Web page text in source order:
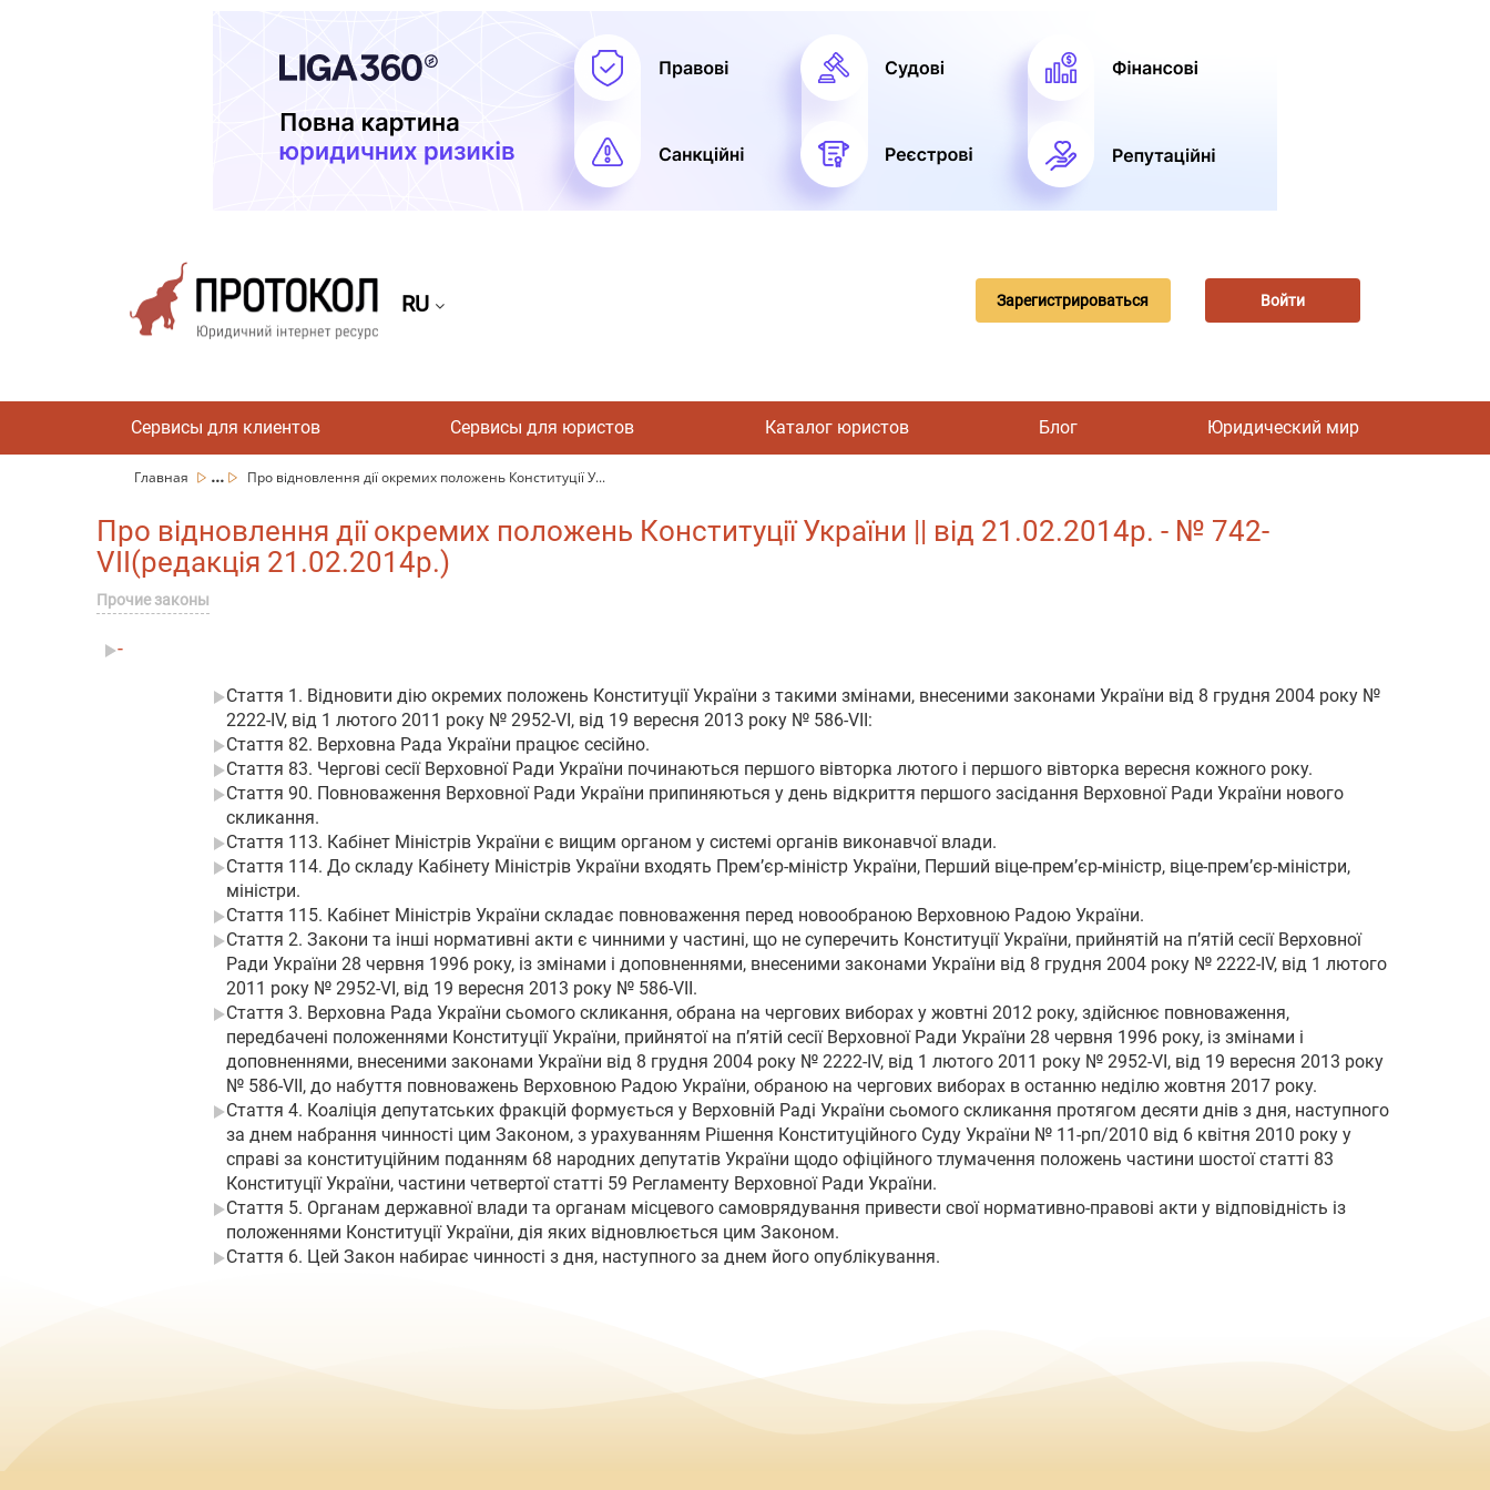
RU Зарегистрироваться Войти
Сервисы для клиентов Сервисы для юристов Каталог юристов Блог Юридический мир
Главная ... Про відновлення дії окремих положень Конституції У...
Про відновлення дії окремих положень Конституції України || від 21.02.2014р. - № 742-
VII(редакція 21.02.2014р.)
Прочие законы
-
Стаття 1. Відновити дію окремих положень Конституції України з такими змінами, внесеними законами України від 8 грудня 2004 року №
2222-IV, від 1 лютого 2011 року № 2952-VI, від 19 вересня 2013 року № 586-VII:
Стаття 82. Верховна Рада України працює сесійно.
Стаття 83. Чергові сесії Верховної Ради України починаються першого вівторка лютого і першого вівторка вересня кожного року.
Стаття 90. Повноваження Верховної Ради України припиняються у день відкриття першого засідання Верховної Ради України нового
скликання.
Стаття 113. Кабінет Міністрів України є вищим органом у системі органів виконавчої влади.
Стаття 114. До складу Кабінету Міністрів України входять Прем’єр-міністр України, Перший віце-прем’єр-міністр, віце-прем’єр-міністри,
міністри.
Стаття 115. Кабінет Міністрів України складає повноваження перед новообраною Верховною Радою України.
Стаття 2. Закони та інші нормативні акти є чинними у частині, що не суперечить Конституції України, прийнятій на п’ятій сесії Верховної
Ради України 28 червня 1996 року, із змінами і доповненнями, внесеними законами України від 8 грудня 2004 року № 2222-IV, від 1 лютого
2011 року № 2952-VI, від 19 вересня 2013 року № 586-VII.
Стаття 3. Верховна Рада України сьомого скликання, обрана на чергових виборах у жовтні 2012 року, здійснює повноваження,
передбачені положеннями Конституції України, прийнятої на п’ятій сесії Верховної Ради України 28 червня 1996 року, із змінами і
доповненнями, внесеними законами України від 8 грудня 2004 року № 2222-IV, від 1 лютого 2011 року № 2952-VI, від 19 вересня 2013 року
№ 586-VII, до набуття повноважень Верховною Радою України, обраною на чергових виборах в останню неділю жовтня 2017 року.
Стаття 4. Коаліція депутатських фракцій формується у Верховній Раді України сьомого скликання протягом десяти днів з дня, наступного
за днем набрання чинності цим Законом, з урахуванням Рішення Конституційного Суду України № 11-рп/2010 від 6 квітня 2010 року у
справі за конституційним поданням 68 народних депутатів України щодо офіційного тлумачення положень частини шостої статті 83
Конституції України, частини четвертої статті 59 Регламенту Верховної Ради України.
Стаття 5. Органам державної влади та органам місцевого самоврядування привести свої нормативно-правові акти у відповідність із
положеннями Конституції України, дія яких відновлюється цим Законом.
Стаття 6. Цей Закон набирає чинності з дня, наступного за днем його опублікування.